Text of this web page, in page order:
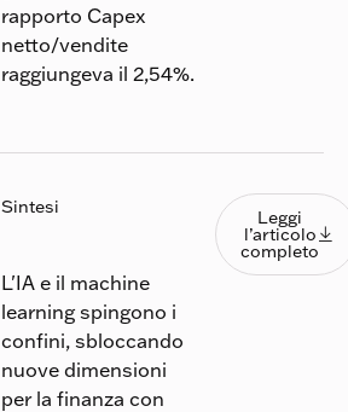
rapporto Capex
netto/vendite
raggiungeva il 2,54%.
Sintesi
L'IA e il machine
learning spingono i
confini, sbloccando
nuove dimensioni
per la finanza con
Leggi
Leggi
l’articolo
completo
